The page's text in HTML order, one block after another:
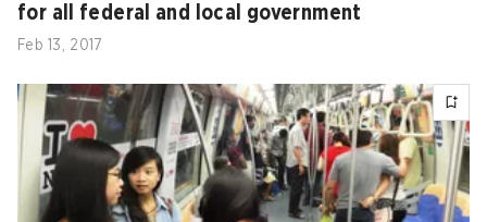
for all federal and local government
Feb 13, 2017